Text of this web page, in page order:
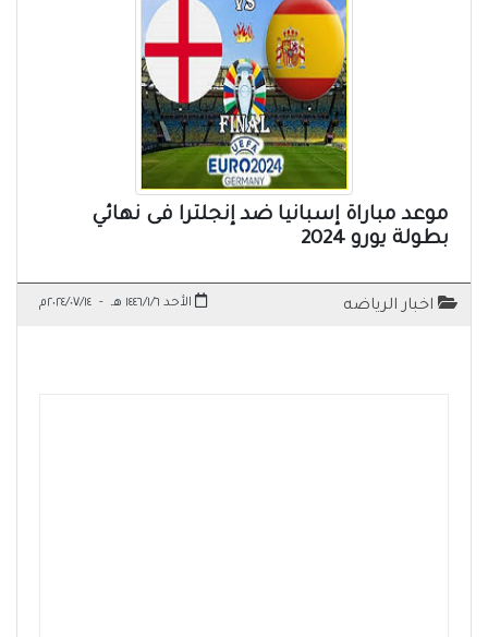
موعد مباراة إسبانيا ضد إنجلترا فى نهائي
بطولة يورو 2024
اخبار الرياضه الأحد ١٤٤٦/١/٦ هـ - ٢٠٢٤/٠٧/١٤م